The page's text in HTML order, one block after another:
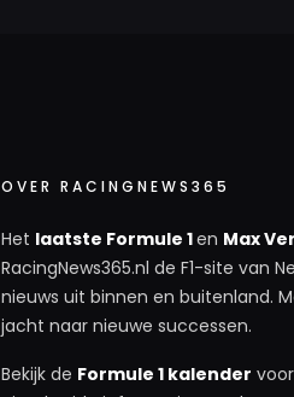
OVER RACINGNEWS365
Het laatste Formule 1en Max
RacingNews365.nl de F1-site van
nieuws uit binnen en buitenland.
jacht naar nieuwe successen.
Bekijk de Formule 1 kalender